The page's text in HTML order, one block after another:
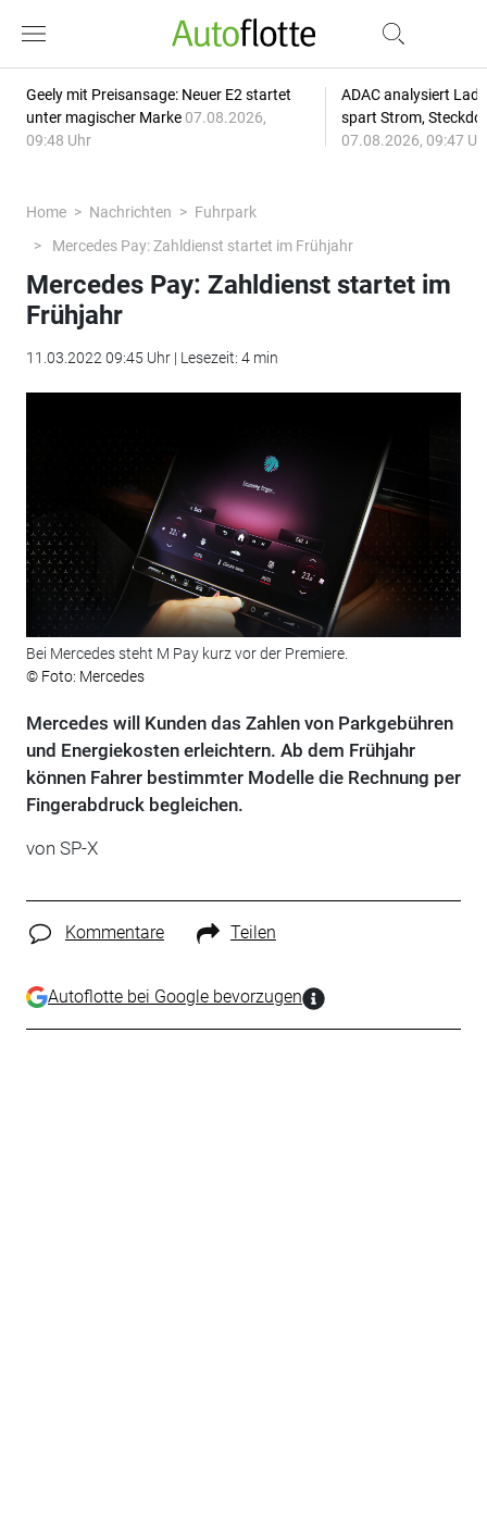
Geely mit Preisansage: Neuer E2 startet
unter magischer Marke 07.08.2026,
09:48 Uhr
ADAC analysiert
spart Strom,
07.08.2026, 09:47
Home Nachrichten
Fuhrpark
Mercedes Pay: Zahldienst startet im Frühjahr
Mercedes Pay: Zahldienst startet im
Frühjahr
11.03.2022 09:45 Uhr | Lesezeit: 4 min
Bei Mercedes steht M Pay kurz vor der Premiere.
© Foto: Mercedes
Mercedes will Kunden das Zahlen von Parkgebühren
und Energiekosten erleichtern. Ab dem Frühjahr
können Fahrer bestimmter Modelle die Rechnung per
Fingerabdruck begleichen.
von SP-X
Kommentare Teilen
Autoflotte bei Google bevorzugen